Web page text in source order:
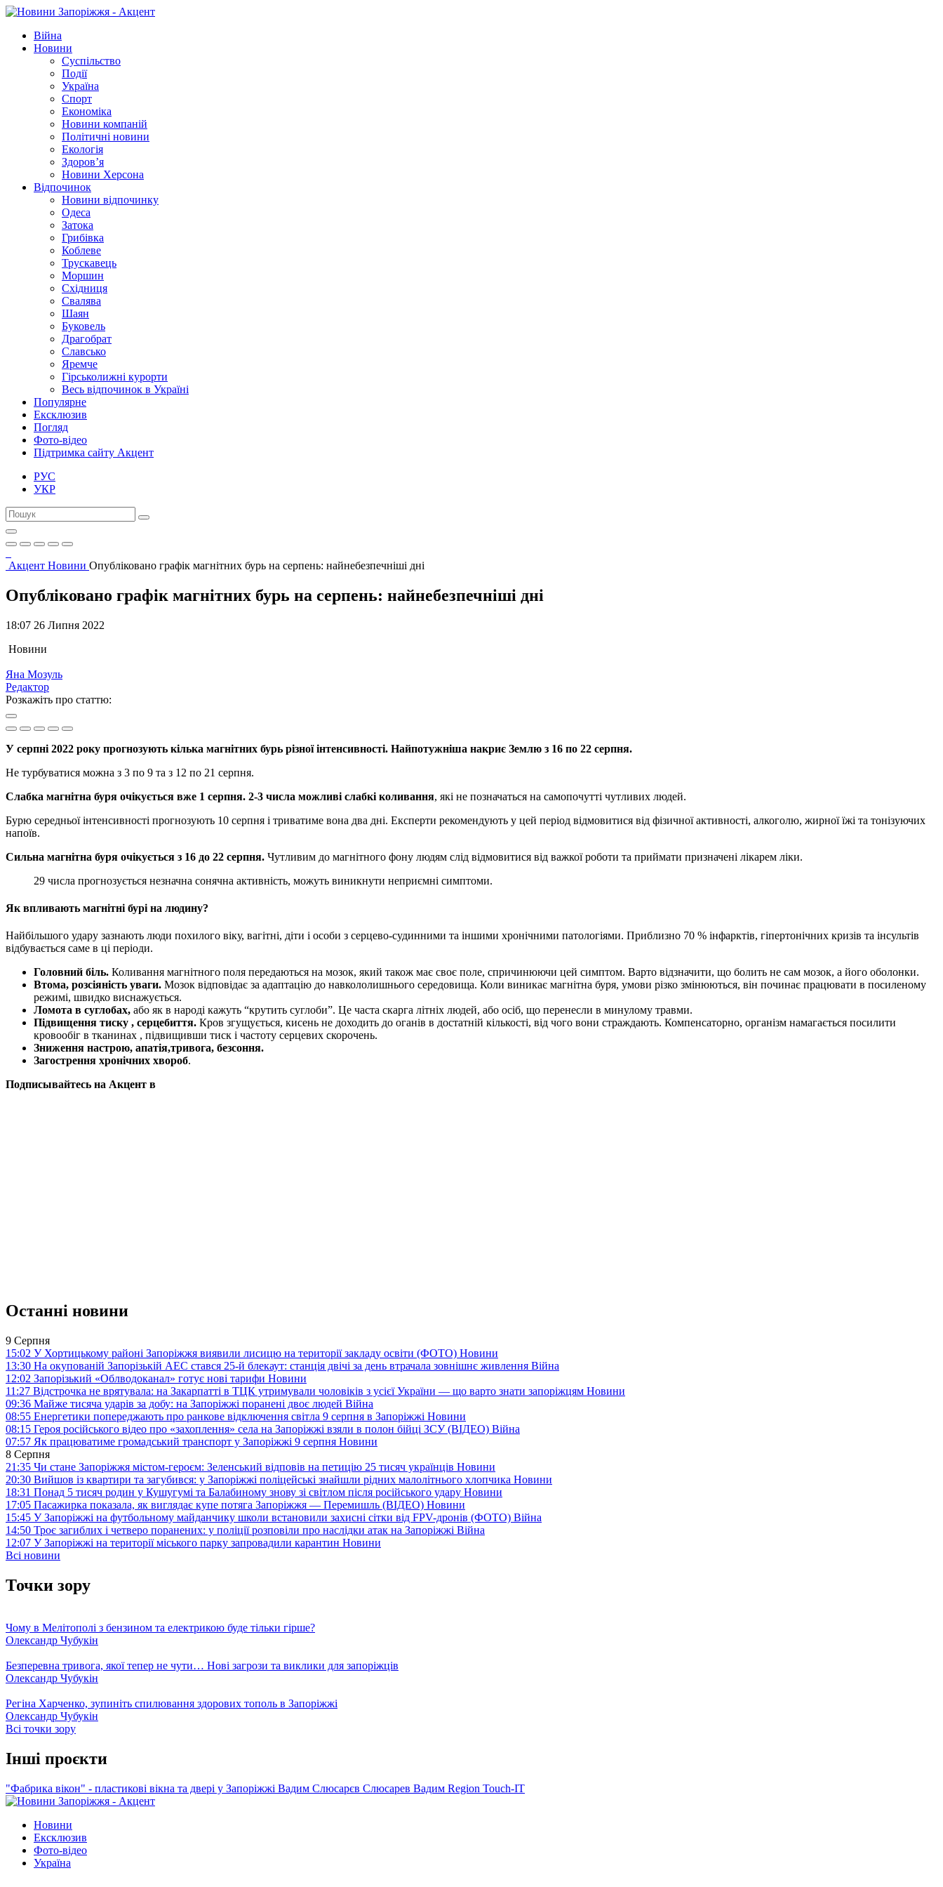
Війна
Новини
Суспільство
Події
Україна
Спорт
Економіка
Новини компаній
Політичні новини
Екологія
Здоров’я
Новини Херсона
Відпочинок
Новини відпочинку
Одеса
Затока
Грибівка
Коблеве
Трускавець
Моршин
Східниця
Свалява
Шаян
Буковель
Драгобрат
Славсько
Яремче
Гірськолижні курорти
Весь відпочинок в Україні
Популярне
Ексклюзив
Погляд
Фото-відео
Підтримка сайту Акцент
РУС
УКР
Акцент Новини Опубліковано графік магнітних бурь на серпень: найнебезпечніші дні
Опубліковано графік магнітних бурь на серпень: найнебезпечніші дні
18:07 26 Липня 2022
Новини
Яна Мозуль
Редактор
Розкажіть про статтю:
У серпні 2022 року прогнозують кілька магнітних бурь різної інтенсивності. Найпотужніша накриє Землю з 16 по 22 серпня.
Не турбуватися можна з 3 по 9 та з 12 по 21 серпня.
Слабка магнітна буря очікується вже 1 серпня. 2-3 числа можливі слабкі коливання, які не позначаться на самопочутті чутливих людей.
Бурю середньої інтенсивності прогнозують 10 серпня і триватиме вона два дні. Експерти рекомендують у цей період відмовитися від фізичної активності, алкоголю, жирної їжі та тонізуючих
напоїв.
Сильна магнітна буря очікується з 16 до 22 серпня. Чутливим до магнітного фону людям слід відмовитися від важкої роботи та приймати призначені лікарем ліки.
29 числа прогнозується незначна сонячна активність, можуть виникнути неприємні симптоми.
Як впливають магнітні бурі на людину?
Найбільшого удару зазнають люди похилого віку, вагітні, діти і особи з серцево-судинними та іншими хронічними патологіями. Приблизно 70 % інфарктів, гіпертонічних кризів та інсультів
відбувається саме в ці періоди.
Головний біль. Коливання магнітного поля передаються на мозок, який також має своє поле, спричинюючи цей симптом. Варто відзначити, що болить не сам мозок, а його оболонки.
Втома, розсіяність уваги. Мозок відповідає за адаптацію до навкололишнього середовища. Коли виникає магнітна буря, умови різко змінюються, він починає працювати в посиленому
режимі, швидко виснажується.
Ломота в суглобах, або як в народі кажуть “крутить суглоби”. Це часта скарга літніх людей, або осіб, що перенесли в минулому травми.
Підвищення тиску , серцебиття. Кров згущується, кисень не доходить до оганів в достатній кількості, від чого вони страждають. Компенсаторно, організм намагається посилити
кровообіг в тканинах , підвищивши тиск і частоту серцевих скорочень.
Зниження настрою, апатія,тривога, безсоння.
Загострення хронічних хвороб.
Подписывайтесь на Акцент в
Останні новини
9 Серпня
15:02 У Хортицькому районі Запоріжжя виявили лисицю на території закладу освіти (ФОТО) Новини
13:30 На окупованій Запорізькій АЕС стався 25-й блекаут: станція двічі за день втрачала зовнішнє живлення Війна
12:02 Запорізький «Облводоканал» готує нові тарифи Новини
11:27 Відстрочка не врятувала: на Закарпатті в ТЦК утримували чоловіків з усієї України — що варто знати запоріжцям Новини
09:36 Майже тисяча ударів за добу: на Запоріжжі поранені двоє людей Війна
08:55 Енергетики попереджають про ранкове відключення світла 9 серпня в Запоріжжі Новини
08:15 Героя російського відео про «захоплення» села на Запоріжжі взяли в полон бійці ЗСУ (ВІДЕО) Війна
07:57 Як працюватиме громадський транспорт у Запоріжжі 9 серпня Новини
8 Серпня
21:35 Чи стане Запоріжжя містом-героєм: Зеленський відповів на петицію 25 тисяч українців Новини
20:30 Вийшов із квартири та загубився: у Запоріжжі поліцейські знайшли рідних малолітнього хлопчика Новини
18:31 Понад 5 тисяч родин у Кушугумі та Балабиному знову зі світлом після російського удару Новини
17:05 Пасажирка показала, як виглядає купе потяга Запоріжжя — Перемишль (ВІДЕО) Новини
15:45 У Запоріжжі на футбольному майданчику школи встановили захисні сітки від FPV-дронів (ФОТО) Війна
14:50 Троє загиблих і четверо поранених: у поліції розповіли про наслідки атак на Запоріжжі Війна
12:07 У Запоріжжі на території міського парку запровадили карантин Новини
Всі новини
Точки зору
Чому в Мелітополі з бензином та електрикою буде тільки гірше?
Олександр Чубукін
Безперевна тривога, якої тепер не чути… Нові загрози та виклики для запоріжців
Олександр Чубукін
Регіна Харченко, зупиніть спилювання здорових тополь в Запоріжжі
Олександр Чубукін
Всі точки зору
Інші проєкти
"Фабрика вікон" - пластикові вікна та двері у Запоріжжі Вадим Слюсарєв Слюсарев Вадим Region Touch-IT
Новини
Ексклюзив
Фото-відео
Україна